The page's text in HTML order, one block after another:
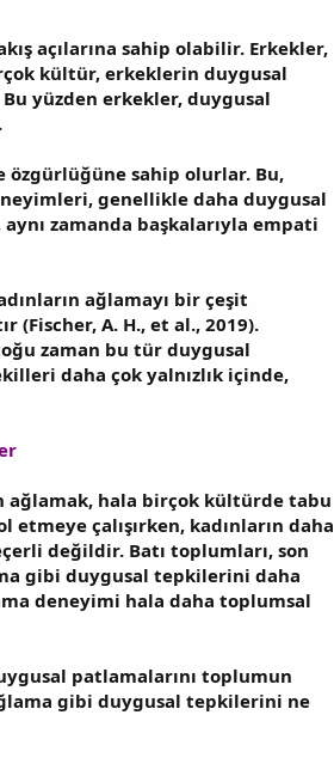
açılarına sahip olabilir. Erkekler,
kültür, erkeklerin duygusal
Bu yüzden erkekler, duygusal
özgürlüğüne sahip olurlar. Bu,
genellikle daha duygusal
zamanda başkalarıyla empati
ağlamayı bir çeşit
(Fischer, A. H., et al., 2019).
zaman bu tür duygusal
daha çok yalnızlık içinde,
ağlamak, hala birçok kültürde tabu
çalışırken, kadınların daha
değildir. Batı toplumları, son
gibi duygusal tepkilerini daha
deneyimi hala daha toplumsal
patlamalarını toplumun
gibi duygusal tepkilerini ne